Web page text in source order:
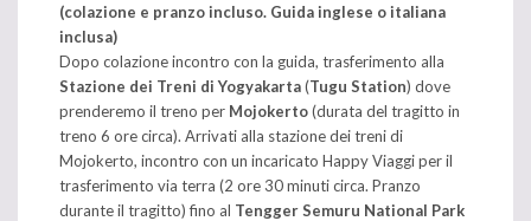
(colazione e pranzo incluso. Guida inglese o italiana
inclusa)
Dopo colazione incontro con la guida, trasferimento alla
Stazione dei Treni di Yogyakarta(Tugu Station) dove
prenderemo il treno per Mojokerto(durata del tragitto in
treno 6 ore circa). Arrivati alla stazione dei treni di
Mojokerto, incontro con un incaricato Happy Viaggi per il
trasferimento via terra (2 ore 30 minuti circa. Pranzo
durante il tragitto) fino al Tengger Semuru National Park